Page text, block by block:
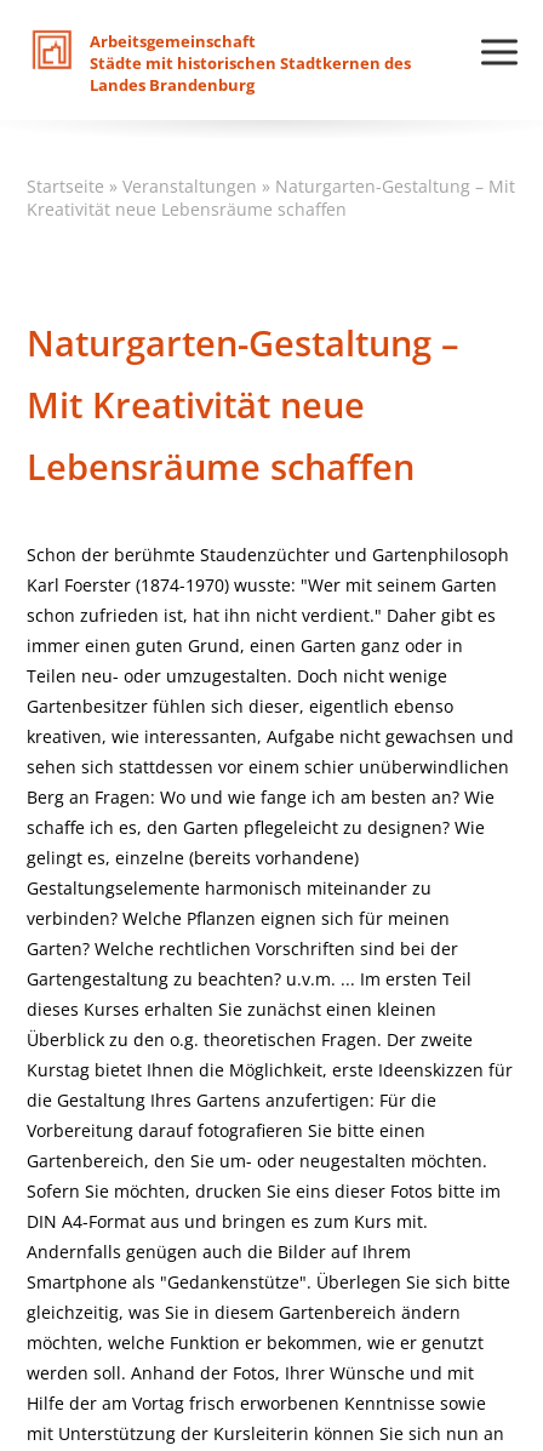
Arbeitsgemeinschaft
Städte mit historischen Stadtkernen des
Landes Brandenburg
Startseite »Veranstaltungen » Naturgarten-Gestaltung – Mit
Kreativität neue Lebensräume schaffen
Naturgarten-Gestaltung –
Mit Kreativität neue
Lebensräume schaffen
Schon der berühmte Staudenzüchter und Gartenphilosoph
Karl Foerster (1874-1970) wusste: "Wer mit seinem Garten
schon zufrieden ist, hat ihn nicht verdient." Daher gibt es
immer einen guten Grund, einen Garten ganz oder in
Teilen neu- oder umzugestalten. Doch nicht wenige
Gartenbesitzer fühlen sich dieser, eigentlich ebenso
kreativen, wie interessanten, Aufgabe nicht gewachsen und
sehen sich stattdessen vor einem schier unüberwindlichen
Berg an Fragen: Wo und wie fange ich am besten an? Wie
schaffe ich es, den Garten pflegeleicht zu designen? Wie
gelingt es, einzelne (bereits vorhandene)
Gestaltungselemente harmonisch miteinander zu
verbinden? Welche Pflanzen eignen sich für meinen
Garten? Welche rechtlichen Vorschriften sind bei der
Gartengestaltung zu beachten? u.v.m. ... Im ersten Teil
dieses Kurses erhalten Sie zunächst einen kleinen
Überblick zu den o.g. theoretischen Fragen. Der zweite
Kurstag bietet Ihnen die Möglichkeit, erste Ideenskizzen für
die Gestaltung Ihres Gartens anzufertigen: Für die
Vorbereitung darauf fotografieren Sie bitte einen
Gartenbereich, den Sie um- oder neugestalten möchten.
Sofern Sie möchten, drucken Sie eins dieser Fotos bitte im
DIN A4-Format aus und bringen es zum Kurs mit.
Andernfalls genügen auch die Bilder auf Ihrem
Smartphone als "Gedankenstütze". Überlegen Sie sich bitte
gleichzeitig, was Sie in diesem Gartenbereich ändern
möchten, welche Funktion er bekommen, wie er genutzt
werden soll. Anhand der Fotos, Ihrer Wünsche und mit
Hilfe der am Vortag frisch erworbenen Kenntnisse sowie
mit Unterstützung der Kursleiterin können Sie sich nun an